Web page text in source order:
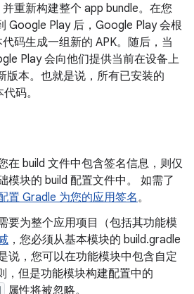
重新构建整个 app bundle。在您
Google Play 后，Google Play 会根
码生成一组新的 APK。随后，当
Play 会向他们提供当前在设备上
版本。也就是说，所有已安装的
码。
在 build 文件中包含签名信息，则仅
模块的 build 配置文件中。 如需了
置 Gradle 为您的应用签名。
要为整个应用项目（包括其功能模
，您必须从基本模块的 build.gradle
说，您可以在功能模块中包含自定
，但是功能模块构建配置中的
属性将被忽略。